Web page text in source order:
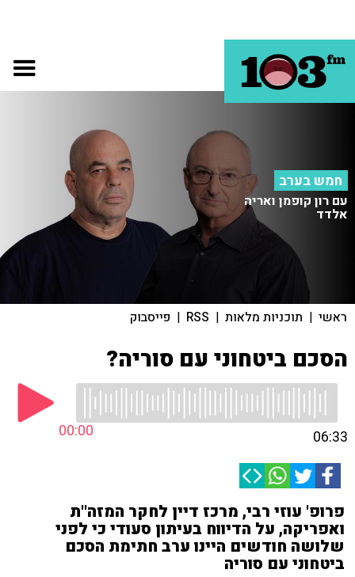
חמש בערב
עם רון קופמן ואריה
אלדד
ראשי | תוכניות מלאות |
RSS
| פייסבוק
הסכם ביטחוני עם סוריה?
00:00 06:33
פרופ' עוזי רבי, מרכז דיין לחקר המזה''ת
ואפריקה, על הדיווח בעיתון סעודי כי לפני
שלושה חודשים היינו ערב חתימת הסכם
ביטחוני עם סוריה